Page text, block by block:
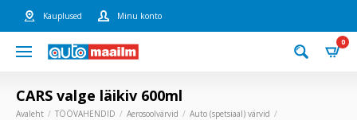
Kauplused Minu konto
0
CARS valge läikiv 600ml
Avaleht TÖÖVAHENDID Aerosoolvärvid
Auto (spetsiaal) värvid